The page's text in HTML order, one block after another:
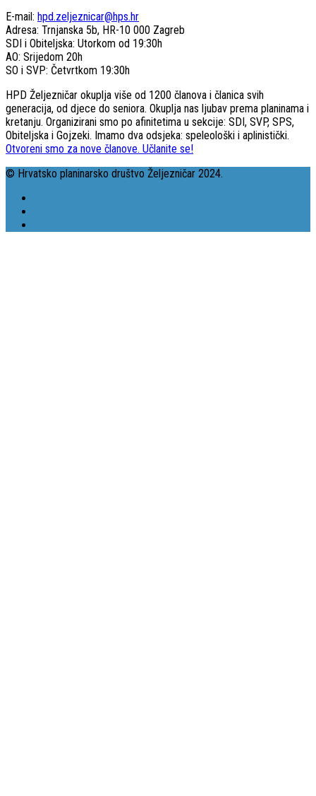
E-mail: hpd.zeljeznicar@hps.hr
Adresa: Trnjanska 5b, HR-10 000 Zagreb
SDI i Obiteljska: Utorkom od 19:30h
AO: Srijedom 20h
SO i SVP: Četvrtkom 19:30h
HPD Željezničar okuplja više od 1200 članova i članica svih
generacija, od djece do seniora. Okuplja nas ljubav prema planinama i
kretanju. Organizirani smo po afinitetima u sekcije: SDI, SVP, SPS,
Obiteljska i Gojzeki. Imamo dva odsjeka: speleološki i aplinistički.
Otvoreni smo za nove članove. Učlanite se!
© Hrvatsko planinarsko društvo Željezničar 2024.